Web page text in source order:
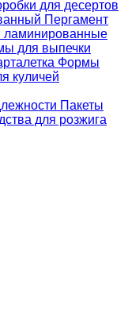
для десертов
Пергамент
ламинированные
для выпечки
Формы
куличей
Пакеты
для розжига